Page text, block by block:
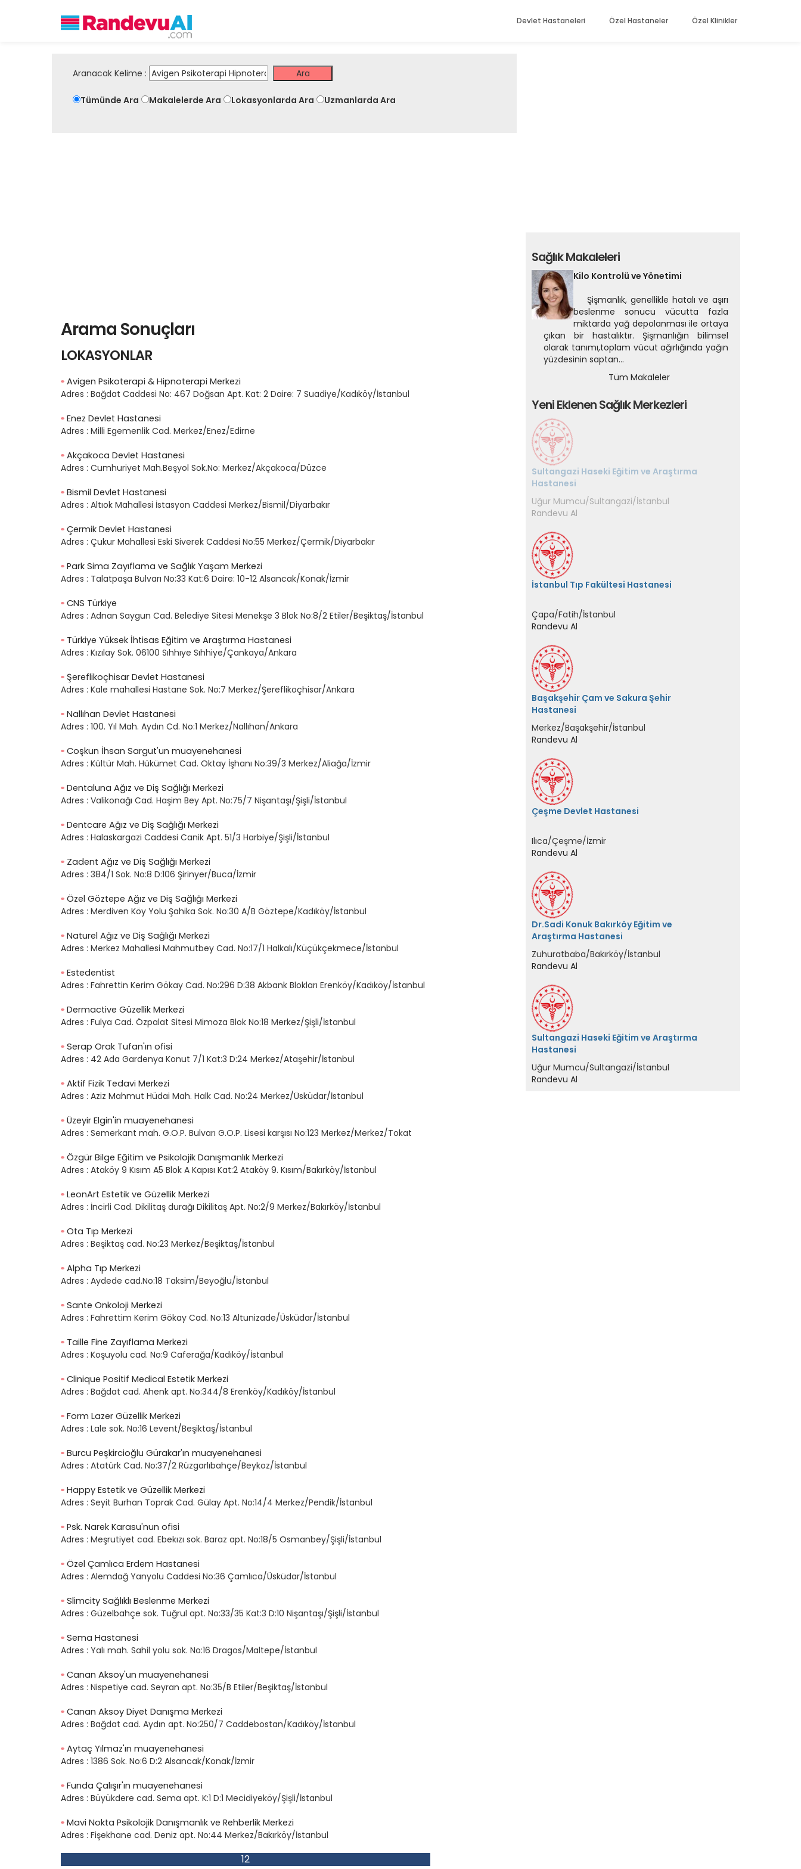
Devlet Hastaneleri Özel Hastaneler Özel Klinikler
Aranacak Kelime :
Tümünde Ara Makalelerde Ara Lokasyonlarda Ara Uzmanlarda Ara
Arama Sonuçları
LOKASYONLAR
Avigen Psikoterapi & Hipnoterapi Merkezi
Adres : Bağdat Caddesi No: 467 Doğsan Apt. Kat: 2 Daire: 7 Suadiye/Kadıköy/İstanbul
Enez Devlet Hastanesi
Adres : Milli Egemenlik Cad. Merkez/Enez/Edirne
Akçakoca Devlet Hastanesi
Adres : Cumhuriyet Mah.Beşyol Sok.No: Merkez/Akçakoca/Düzce
Bismil Devlet Hastanesi
Adres : Altıok Mahallesi İstasyon Caddesi Merkez/Bismil/Diyarbakır
Çermik Devlet Hastanesi
Adres : Çukur Mahallesi Eski Siverek Caddesi No:55 Merkez/Çermik/Diyarbakır
Park Sima Zayıflama ve Sağlık Yaşam Merkezi
Adres : Talatpaşa Bulvarı No:33 Kat:6 Daire: 10-12 Alsancak/Konak/İzmir
CNS Türkiye
Adres : Adnan Saygun Cad. Belediye Sitesi Menekşe 3 Blok No:8/2 Etiler/Beşiktaş/İstanbul
Türkiye Yüksek İhtisas Eğitim ve Araştırma Hastanesi
Adres : Kızılay Sok. 06100 Sıhhıye Sıhhiye/Çankaya/Ankara
Şereflikoçhisar Devlet Hastanesi
Adres : Kale mahallesi Hastane Sok. No:7 Merkez/Şereflikoçhisar/Ankara
Nallıhan Devlet Hastanesi
Adres : 100. Yıl Mah. Aydın Cd. No:1 Merkez/Nallıhan/Ankara
Coşkun İhsan Sargut'un muayenehanesi
Adres : Kültür Mah. Hükümet Cad. Oktay İşhanı No:39/3 Merkez/Aliağa/İzmir
Dentaluna Ağız ve Diş Sağlığı Merkezi
Adres : Valikonağı Cad. Haşim Bey Apt. No:75/7 Nişantaşı/Şişli/İstanbul
Dentcare Ağız ve Diş Sağlığı Merkezi
Adres : Halaskargazi Caddesi Canik Apt. 51/3 Harbiye/Şişli/İstanbul
Zadent Ağız ve Diş Sağlığı Merkezi
Adres : 384/1 Sok. No:8 D:106 Şirinyer/Buca/İzmir
Özel Göztepe Ağız ve Diş Sağlığı Merkezi
Adres : Merdiven Köy Yolu Şahika Sok. No:30 A/B Göztepe/Kadıköy/İstanbul
Naturel Ağız ve Diş Sağlığı Merkezi
Adres : Merkez Mahallesi Mahmutbey Cad. No:17/1 Halkalı/Küçükçekmece/İstanbul
Estedentist
Adres : Fahrettin Kerim Gökay Cad. No:296 D:38 Akbank Blokları Erenköy/Kadıköy/İstanbul
Dermactive Güzellik Merkezi
Adres : Fulya Cad. Özpalat Sitesi Mimoza Blok No:18 Merkez/Şişli/İstanbul
Serap Orak Tufan'ın ofisi
Adres : 42 Ada Gardenya Konut 7/1 Kat:3 D:24 Merkez/Ataşehir/İstanbul
Aktif Fizik Tedavi Merkezi
Adres : Aziz Mahmut Hüdai Mah. Halk Cad. No:24 Merkez/Üsküdar/İstanbul
Üzeyir Elgin'in muayenehanesi
Adres : Semerkant mah. G.O.P. Bulvarı G.O.P. Lisesi karşısı No:123 Merkez/Merkez/Tokat
Özgür Bilge Eğitim ve Psikolojik Danışmanlık Merkezi
Adres : Ataköy 9 Kısım A5 Blok A Kapısı Kat:2 Ataköy 9. Kısım/Bakırköy/İstanbul
LeonArt Estetik ve Güzellik Merkezi
Adres : İncirli Cad. Dikilitaş durağı Dikilitaş Apt. No:2/9 Merkez/Bakırköy/İstanbul
Ota Tıp Merkezi
Adres : Beşiktaş cad. No:23 Merkez/Beşiktaş/İstanbul
Alpha Tıp Merkezi
Adres : Aydede cad.No:18 Taksim/Beyoğlu/İstanbul
Sante Onkoloji Merkezi
Adres : Fahrettim Kerim Gökay Cad. No:13 Altunizade/Üsküdar/İstanbul
Taille Fine Zayıflama Merkezi
Adres : Koşuyolu cad. No:9 Caferağa/Kadıköy/İstanbul
Clinique Positif Medical Estetik Merkezi
Adres : Bağdat cad. Ahenk apt. No:344/8 Erenköy/Kadıköy/İstanbul
Form Lazer Güzellik Merkezi
Adres : Lale sok. No:16 Levent/Beşiktaş/İstanbul
Burcu Peşkircioğlu Gürakar'ın muayenehanesi
Adres : Atatürk Cad. No:37/2 Rüzgarlıbahçe/Beykoz/İstanbul
Happy Estetik ve Güzellik Merkezi
Adres : Seyit Burhan Toprak Cad. Gülay Apt. No:14/4 Merkez/Pendik/İstanbul
Psk. Narek Karasu'nun ofisi
Adres : Meşrutiyet cad. Ebekızı sok. Baraz apt. No:18/5 Osmanbey/Şişli/İstanbul
Özel Çamlıca Erdem Hastanesi
Adres : Alemdağ Yanyolu Caddesi No:36 Çamlıca/Üsküdar/İstanbul
Slimcity Sağlıklı Beslenme Merkezi
Adres : Güzelbahçe sok. Tuğrul apt. No:33/35 Kat:3 D:10 Nişantaşı/Şişli/İstanbul
Sema Hastanesi
Adres : Yalı mah. Sahil yolu sok. No:16 Dragos/Maltepe/İstanbul
Canan Aksoy'un muayenehanesi
Adres : Nispetiye cad. Seyran apt. No:35/B Etiler/Beşiktaş/İstanbul
Canan Aksoy Diyet Danışma Merkezi
Adres : Bağdat cad. Aydın apt. No:250/7 Caddebostan/Kadıköy/İstanbul
Aytaç Yılmaz'ın muayenehanesi
Adres : 1386 Sok. No:6 D:2 Alsancak/Konak/İzmir
Funda Çalışır'ın muayenehanesi
Adres : Büyükdere cad. Sema apt. K:1 D:1 Mecidiyeköy/Şişli/İstanbul
Mavi Nokta Psikolojik Danışmanlık ve Rehberlik Merkezi
Adres : Fişekhane cad. Deniz apt. No:44 Merkez/Bakırköy/İstanbul
12
Sağlık Makaleleri
Kilo Kontrolü ve Yönetimi
Şişmanlık, genellikle hatalı ve aşırı
beslenme sonucu vücutta fazla
miktarda yağ depolanması ile ortaya
çıkan bir hastalıktır. Şişmanlığın bilimsel
olarak tanımı,toplam vücut ağırlığında yağın
yüzdesinin saptan...
Tüm Makaleler
Yeni Eklenen Sağlık Merkezleri
Sultangazi Haseki Eğitim ve Araştırma
Hastanesi
İstanbul Tıp Fakültesi Hastanesi
Çapa/Fatih/İstanbul
Randevu Al
Başakşehir Çam ve Sakura Şehir
Merkez/Başakşehir/İstanbul
Randevu Al
Çeşme Devlet Hastanesi
Ilıca/Çeşme/İzmir
Randevu Al
Dr.Sadi Konuk Bakırköy Eğitim ve
Zuhuratbaba/Bakırköy/İstanbul
Randevu Al
Sultangazi Haseki Eğitim ve Araştırma
Hastanesi
Uğur Mumcu/Sultangazi/İstanbul
Randevu Al